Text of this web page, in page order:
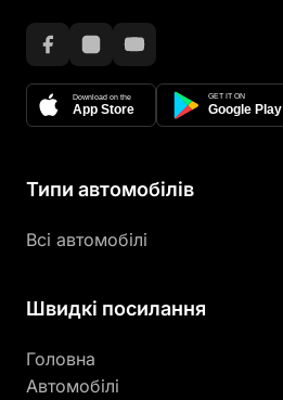
Download on the
App Store
GET IT ON
Google Play
Типи автомобілів
Всі автомобілі
Швидкі посилання
Головна
Автомобілі